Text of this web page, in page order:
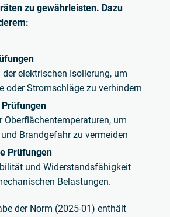
zu gewährleisten. Dazu
elektrischen Isolierung, um
oder Stromschläge zu verhindern
Oberflächentemperaturen, um
Brandgefahr zu vermeiden
Prüfungen
und Widerstandsfähigkeit
Belastungen.
der Norm (2025-01) enthält